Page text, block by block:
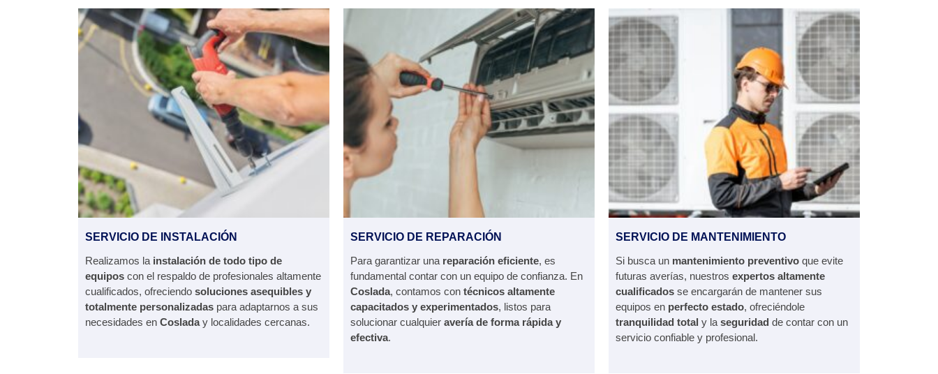
SERVICIO DE INSTALACIÓN
Realizamos la instalación de todo tipo de
equipos con el respaldo de profesionales altamente
cualificados, ofreciendo soluciones asequibles y
totalmente personalizadas para adaptarnos a sus
necesidades en Cosladay localidades cercanas.
SERVICIO DE REPARACIÓN
Para garantizar una reparación eficiente, es
fundamental contar con un equipo de confianza. En
Coslada, contamos con técnicos altamente
capacitados y experimentados, listos para
solucionar cualquier avería de forma rápida y
efectiva.
SERVICIO DE MANTENIMIENTO
Si busca un mantenimiento preventivo que evite
futuras averías, nuestros expertos altamente
cualificados se encargarán de mantener sus
equipos en perfecto estado, ofreciéndole
tranquilidad total y la seguridad de contar con un
servicio confiable y profesional.